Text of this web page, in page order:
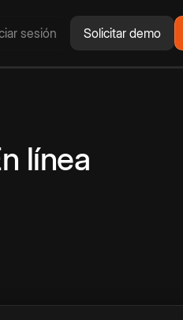
sesión Solicitar demo
línea